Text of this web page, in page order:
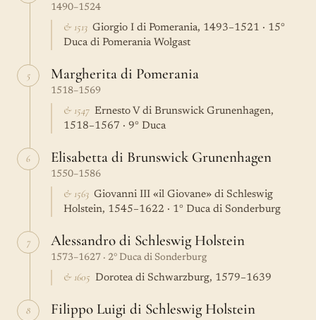
1490–1524
& 1513 Giorgio I di Pomerania, 1493–1521 · 15°
Duca di Pomerania Wolgast
5 Margherita di Pomerania
1518–1569
& 1547 Ernesto V di Brunswick Grunenhagen,
1518–1567 · 9° Duca
6 Elisabetta di Brunswick Grunenhagen
1550–1586
& 1563 Giovanni III «il Giovane» di Schleswig
Holstein, 1545–1622 · 1° Duca di Sonderburg
7 Alessandro di Schleswig Holstein
1573–1627 · 2° Duca di Sonderburg
& 1605 Dorotea di Schwarzburg, 1579–1639
8 Filippo Luigi di Schleswig Holstein